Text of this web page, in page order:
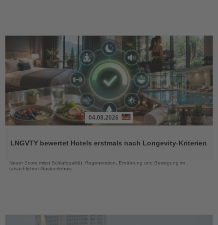
die
04.08.2026
LNGVTY bewertet Hotels erstmals nach Longevity-Kriterien
Neuer Score misst Schlafqualität, Regeneration, Ernährung und Bewegung im
tatsächlichen Gästeerlebnis